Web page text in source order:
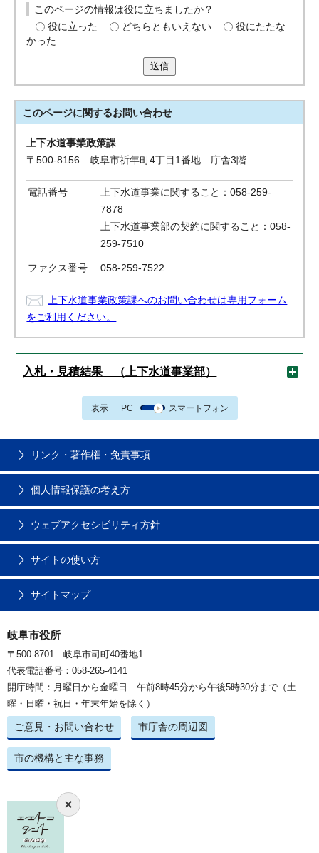
このページの情報は役に立ちましたか？
役に立った
どちらともいえない
役にたたな
かった
送信
このページに関するお問い合わせ
上下水道事業政策課
〒500-8156 岐阜市祈年町4丁目1番地 庁舎3階
電話番号
上下水道事業に関すること：058-259-
7878
上下水道事業部の契約に関すること：058-
259-7510
ファクス番号 058-259-7522
上下水道事業政策課へのお問い合わせは専用フォーム
をご利用ください。
入札・見積結果 （上下水道事業部）
表示 PC スマートフォン
リンク・著作権・免責事項
個人情報保護の考え方
ウェブアクセシビリティ方針
サイトの使い方
サイトマップ
岐阜市役所
〒500-8701 岐阜市司町40番地1
代表電話番号：058-265-4141
開庁時間：月曜日から金曜日 午前8時45分から午後5時30分まで（土
曜・日曜・祝日・年末年始を除く）
ご意見・お問い合わせ 市庁舎の周辺図
市の機構と主な事務